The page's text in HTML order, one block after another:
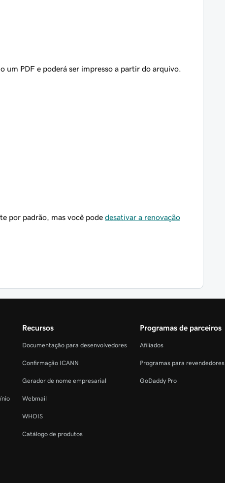
um PDF e poderá ser impresso a partir do arquivo.
por padrão, mas você pode desativar a renovação
Recursos
Documentação para desenvolvedores
Confirmação ICANN
Gerador de nome empresarial
Webmail
WHOIS
Catálogo de produtos
Programas de parceiros
Afiliados
Programas para revendedores
GoDaddy Pro